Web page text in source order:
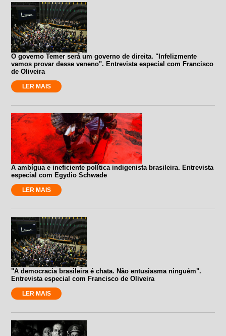
O governo Temer será um governo de direita. "Infelizmente
vamos provar desse veneno". Entrevista especial com Francisco
de Oliveira
LER MAIS
A ambígua e ineficiente política indigenista brasileira. Entrevista
especial com Egydio Schwade
LER MAIS
"A democracia brasileira é chata. Não entusiasma ninguém".
Entrevista especial com Francisco de Oliveira
LER MAIS